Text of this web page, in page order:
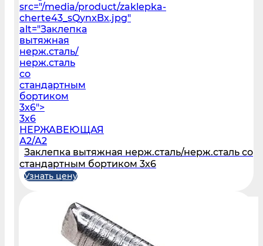
src="/media/product/zaklepka-
cherte43_sQynxBx.jpg"
alt="Заклепка
вытяжная
нерж.сталь/
нерж.сталь
со
стандартным
бортиком
3х6">
3х6
НЕРЖАВЕЮЩАЯ
А2/А2
Заклепка вытяжная нерж.сталь/нерж.сталь со
стандартным бортиком 3х6
Узнать цену